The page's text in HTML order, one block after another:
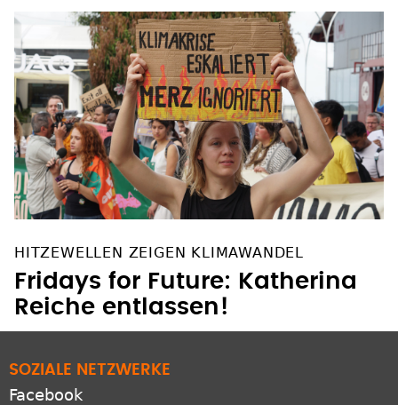
HITZEWELLEN ZEIGEN KLIMAWANDEL
Fridays for Future: Katherina
Reiche entlassen!
SOZIALE NETZWERKE
Facebook